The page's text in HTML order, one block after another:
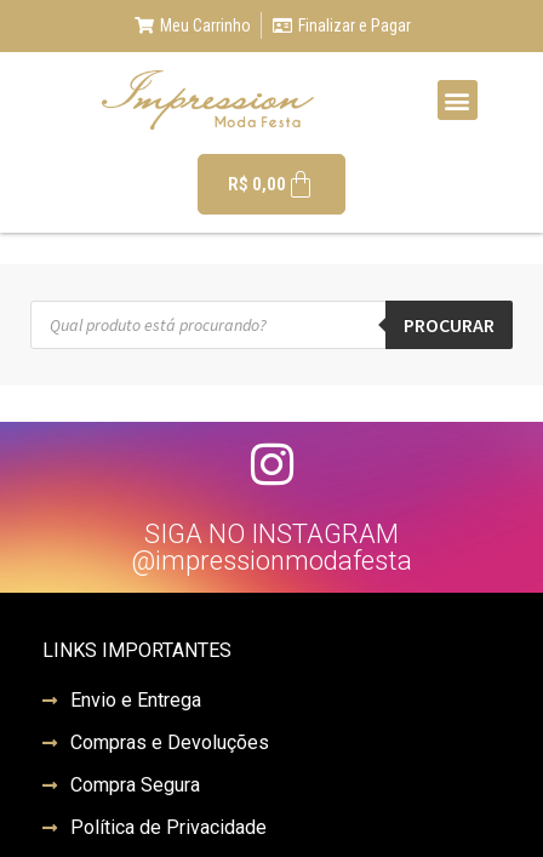
Meu Carrinho Finalizar e Pagar
R$ 0,00
PROCURAR
SIGA NO INSTAGRAM
@impressionmodafesta
LINKS IMPORTANTES
Envio e Entrega
Compras e Devoluções
Compra Segura
Política de Privacidade